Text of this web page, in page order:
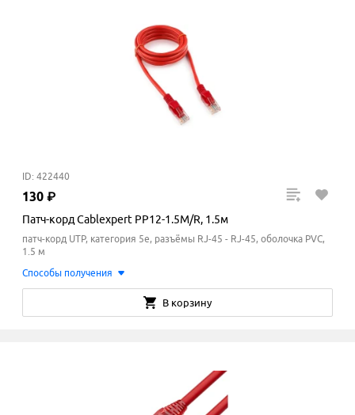
ID: 422440
130 ₽
Патч-корд Cablexpert PP12-1.5M/R, 1.5м
патч-корд UTP, категория 5e, разъёмы RJ-45 - RJ-45, оболочка PVC,
1.5 м
Способы получения
В корзину